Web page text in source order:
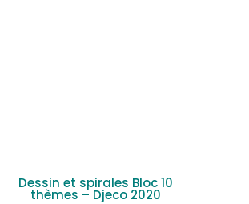
Dessin et spirales Bloc 10
thèmes – Djeco 2020